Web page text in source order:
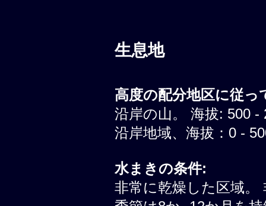
生息地
高度の配分地区に従っ
沿岸の山。 海拔: 500 -
沿岸地域、海拔：0 -
水まきの条件:
非常に乾燥した区域。